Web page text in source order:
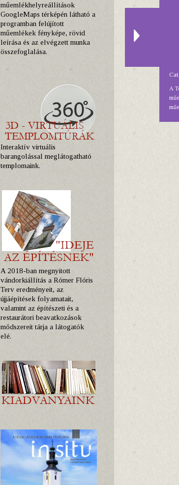
műemlékhelyreállítások
GoogleMaps térképén látható a
programban felújított
műemlékek fényképe, rövid
leírása és az elvégzett munka
összefoglalása.
Interaktív virtuális
barangolással meglátogatható
templomaink.
A 2018-ban megnyitott
vándorkiállítás a Rómer Flóris
Terv eredményeit, az
újjáépítések folyamatait,
valamint az építészeti és a
restaurátori beavatkozások
módszereit tárja a látogatók
elé.
A